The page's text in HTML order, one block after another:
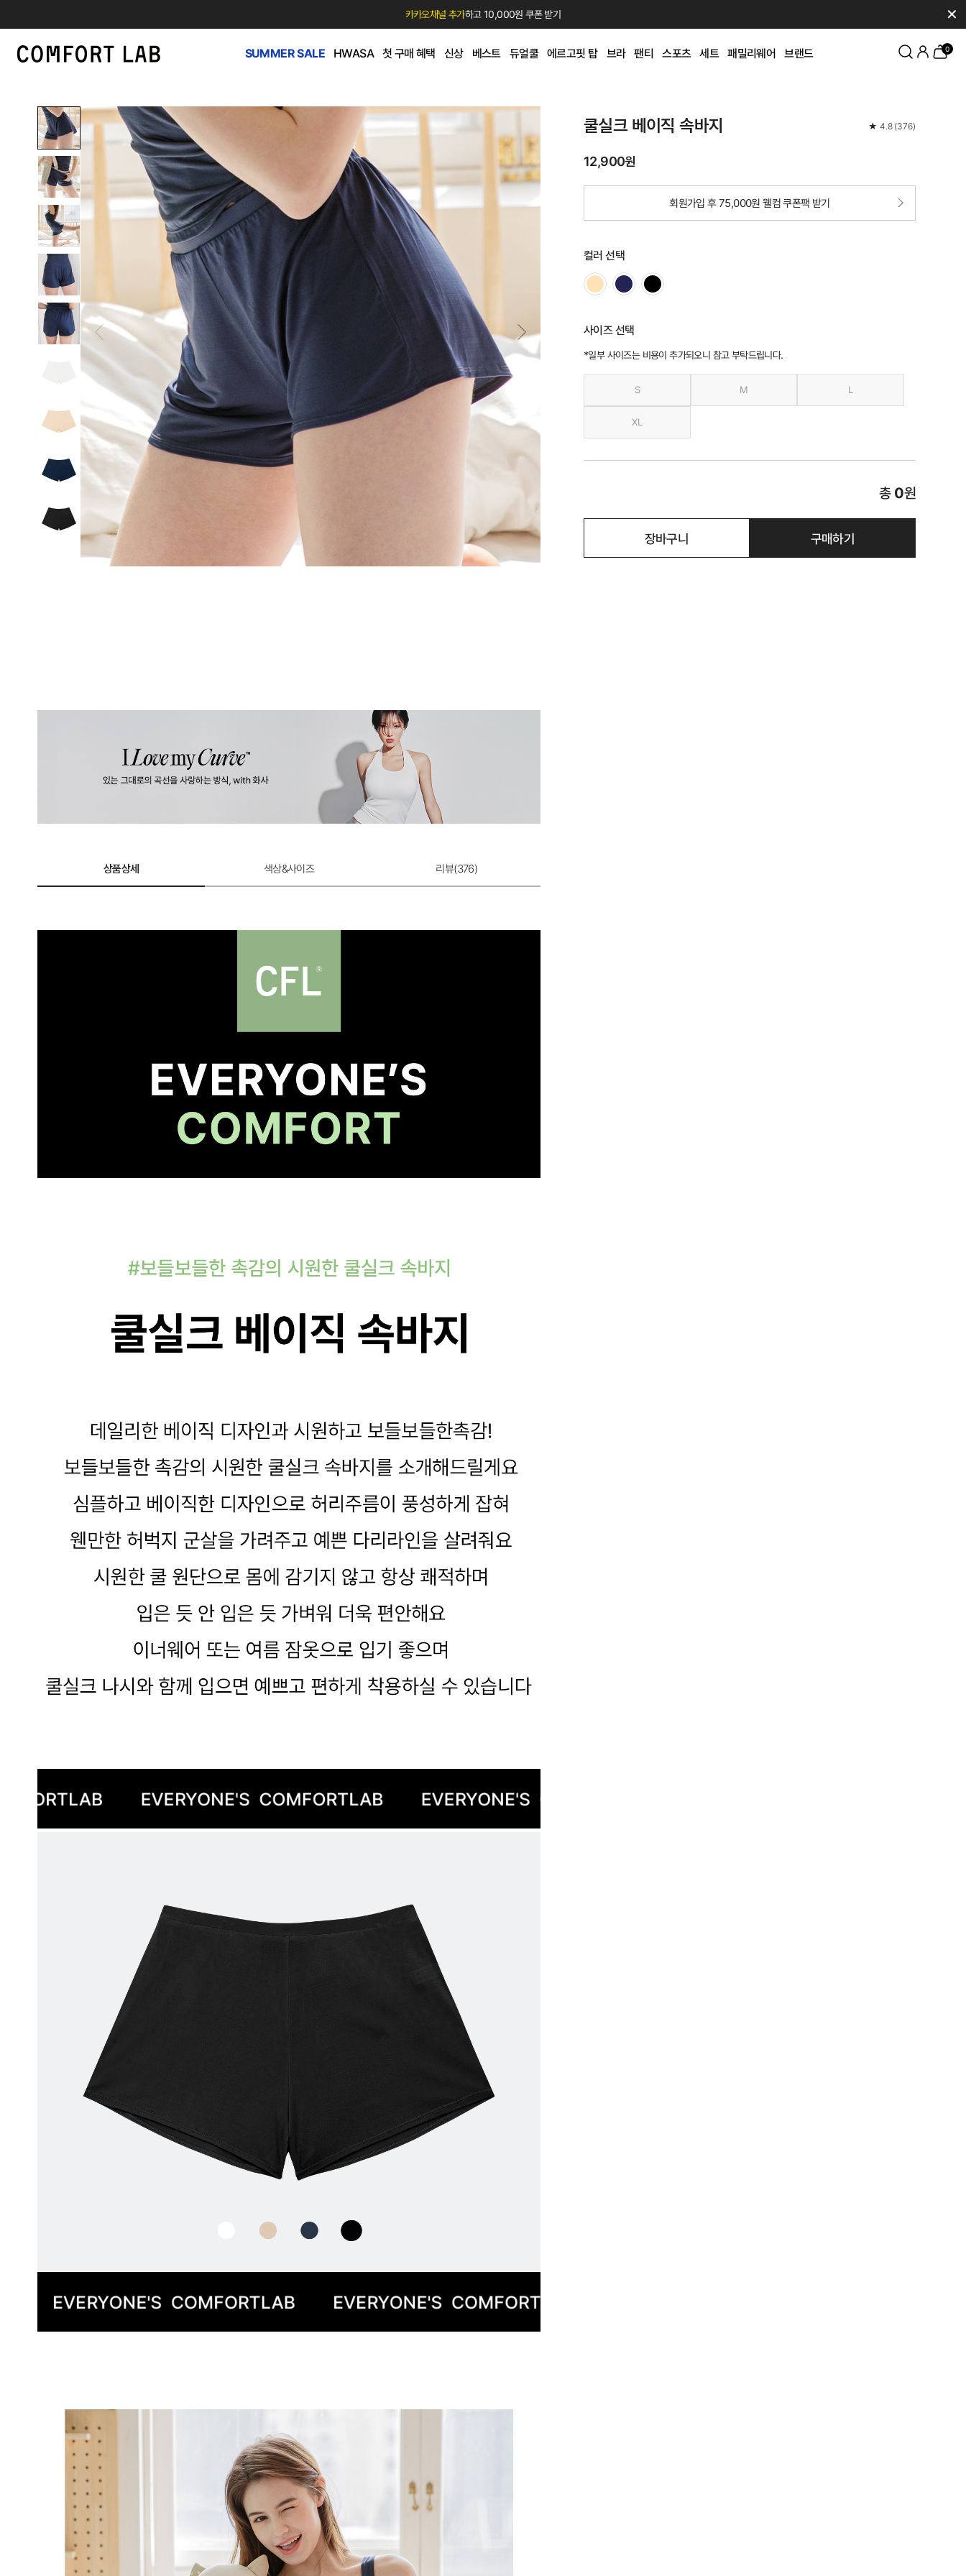
카카오채널 추가하고 10,000원 쿠폰 받기 ✕
SUMMER SALE HWASA 첫 구매 혜택 신상 베스트 듀얼쿨 에르고핏 탑 브라 팬티 스포츠 세트 패밀리웨어 브랜드 0
상품상세 색상&사이즈 리뷰(376)
쿨실크 베이직 속바지 ★ 4.8 (376)
12,900원
회원가입 후 75,000원 웰컴 쿠폰팩 받기
컬러 선택
사이즈 선택
*일부 사이즈는 비용이 추가되오니 참고 부탁드립니다.
S M L
XL
총 0원
장바구니 구매하기